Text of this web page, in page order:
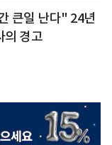
큰일 난다" 24년
의 경고